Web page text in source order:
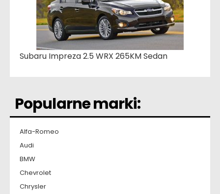
Subaru Impreza 2.5 WRX 265KM Sedan
Popularne marki:
Alfa-Romeo
Audi
BMW
Chevrolet
Chrysler